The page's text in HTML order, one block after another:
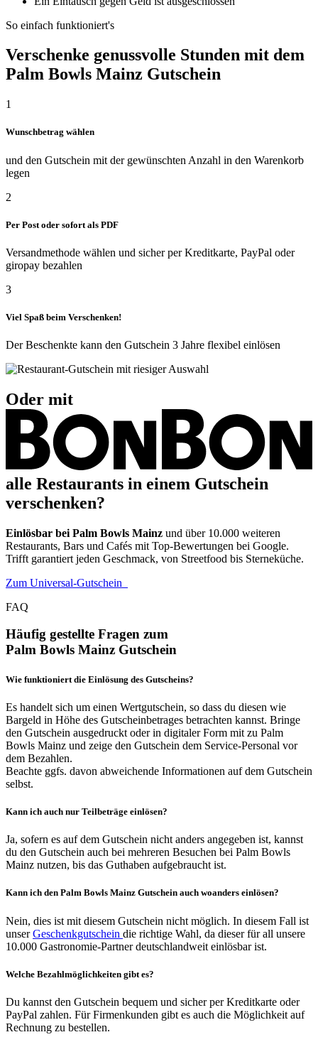
So einfach funktioniert's
Verschenke genussvolle Stunden mit dem
Palm Bowls Mainz Gutschein
1
Wunschbetrag wählen
und den Gutschein mit der gewünschten Anzahl in den Warenkorb
legen
2
Per Post oder sofort als PDF
Versandmethode wählen und sicher per Kreditkarte, PayPal oder
giropay bezahlen
3
Viel Spaß beim Verschenken!
Der Beschenkte kann den Gutschein 3 Jahre flexibel einlösen
Oder mit
alle Restaurants in einem Gutschein
verschenken?
Einlösbar bei Palm Bowls Mainz und über 10.000 weiteren
Restaurants, Bars und Cafés mit Top-Bewertungen bei Google.
Trifft garantiert jeden Geschmack, von Streetfood bis Sterneküche.
Zum Universal-Gutschein
FAQ
Häufig gestellte Fragen zum
Palm Bowls Mainz Gutschein
Wie funktioniert die Einlösung des Gutscheins?
Es handelt sich um einen Wertgutschein, so dass du diesen wie
Bargeld in Höhe des Gutscheinbetrages betrachten kannst. Bringe
den Gutschein ausgedruckt oder in digitaler Form mit zu Palm
Bowls Mainz und zeige den Gutschein dem Service-Personal vor
dem Bezahlen.
Beachte ggfs. davon abweichende Informationen auf dem Gutschein
selbst.
Kann ich auch nur Teilbeträge einlösen?
Ja, sofern es auf dem Gutschein nicht anders angegeben ist, kannst
du den Gutschein auch bei mehreren Besuchen bei Palm Bowls
Mainz nutzen, bis das Guthaben aufgebraucht ist.
Kann ich den Palm Bowls Mainz Gutschein auch woanders einlösen?
Nein, dies ist mit diesem Gutschein nicht möglich. In diesem Fall ist
unserGeschenkgutschein die richtige Wahl, da dieser für all unsere
10.000 Gastronomie-Partner deutschlandweit einlösbar ist.
Welche Bezahlmöglichkeiten gibt es?
Du kannst den Gutschein bequem und sicher per Kreditkarte oder
PayPal zahlen. Für Firmenkunden gibt es auch die Möglichkeit auf
Rechnung zu bestellen.